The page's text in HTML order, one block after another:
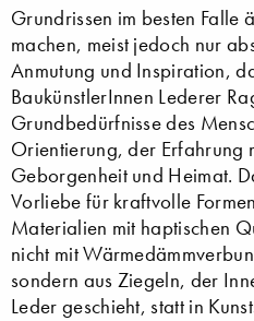
Grundrissen im besten Falle
machen, meist jedoch nur
Anmutung und Inspiration,
BaukünstlerInnen Lederer
Grundbedürfnisse des
Orientierung, der Erfahrung
Geborgenheit und Heimat.
Vorliebe für kraftvolle
Materialien mit haptischen
nicht mit
sondern aus Ziegeln, der
Leder geschieht, statt in